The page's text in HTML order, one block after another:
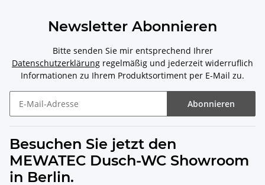
Newsletter Abonnieren
Bitte senden Sie mir entsprechend Ihrer
Datenschutzerklärung regelmäßig und jederzeit widerruflich
Informationen zu Ihrem Produktsortiment per E-Mail zu.
Abonnieren
Besuchen Sie jetzt den
MEWATEC Dusch-WC Showroom
in Berlin.